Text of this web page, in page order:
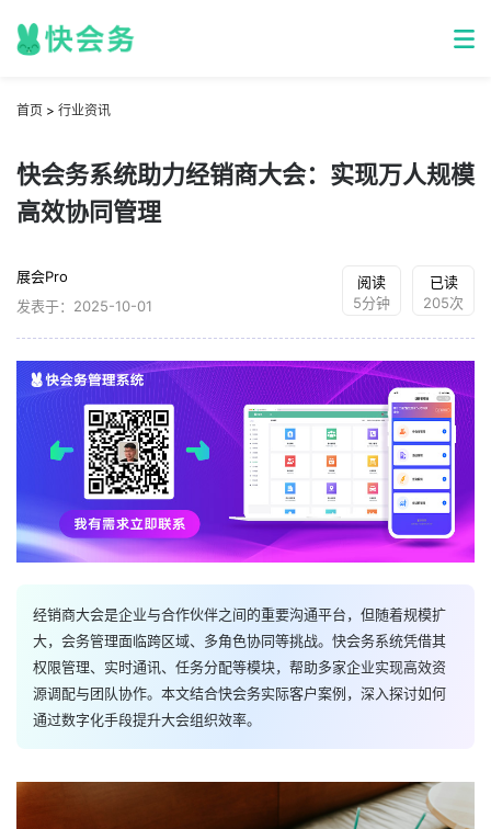
首页 > 行业资讯
快会务系统助力经销商大会：实现万人规模
高效协同管理
展会Pro
发表于：2025-10-01
阅读
5分钟
已读
205次
经销商大会是企业与合作伙伴之间的重要沟通平台，但随着规模扩
大，会务管理面临跨区域、多角色协同等挑战。快会务系统凭借其
权限管理、实时通讯、任务分配等模块，帮助多家企业实现高效资
源调配与团队协作。本文结合快会务实际客户案例，深入探讨如何
通过数字化手段提升大会组织效率。